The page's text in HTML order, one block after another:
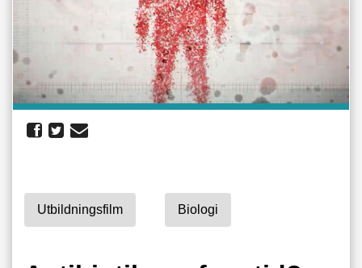
Utbildningsfilm Biologi